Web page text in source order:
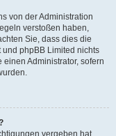
von der Administration
verstoßen haben,
Sie, dass dies die
phpBB Limited nichts
Administrator, sofern
vergeben hat,